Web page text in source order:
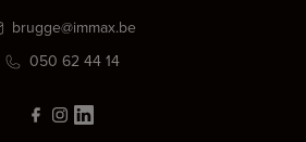
brugge@immax.be
050 62 44 14